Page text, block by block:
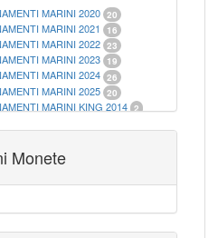
MARINI 2020 20
MARINI 2021 16
MARINI 2022 23
MARINI 2023 19
MARINI 2024 26
MARINI 2025 20
MARINI KING 2014 2
MARINI KING 2017
MARINI KING 2018
MARINI KING 2019 22
9
CARTAMONETA 1
Monete